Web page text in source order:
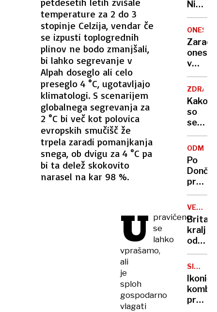
temperature za 2 do 3
stopinje Celzija, vendar če
se izpusti toplogrednih
plinov ne bodo zmanjšali,
bi lahko segrevanje v
Alpah doseglo ali celo
preseglo 4 °C, ugotavljajo
klimatologi. S scenarijem
globalnega segrevanja za
2 °C bi več kot polovica
evropskih smučišč že
trpela zaradi pomanjkanja
snega, ob dvigu za 4 °C pa
bi ta delež skokovito
narasel na kar 98 %.
U pravičeno
se
lahko
vprašamo,
ali
je
sploh
gospodarno
vlagati
Nikoli
nisem
da je
to v
moji
sploh
Zaradi
v
delu
voda
Kako
so
se
cilji
vlade
Po
Karma
je
psica,
Nico
pa
njen
sin
VELIKA
kralj
zaradi
raka
SIMBOL
kombi